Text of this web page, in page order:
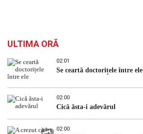
ULTIMA ORĂ
02:01
Se ceartă doctorițele între ele
02:00
Cică ăsta-i adevărul
02:00